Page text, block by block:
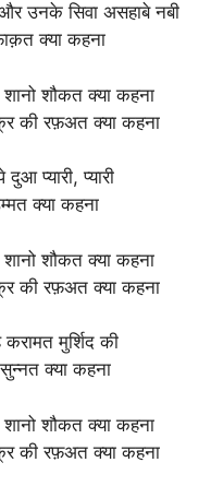
उनके सिवा असहाबे नबी
क्या कहना
शौकत क्या कहना
की रफ़अत क्या कहना
प्यारी, प्यारी
क्या कहना
शौकत क्या कहना
की रफ़अत क्या कहना
मुर्शिद की
क्या कहना
शौकत क्या कहना
की रफ़अत क्या कहना